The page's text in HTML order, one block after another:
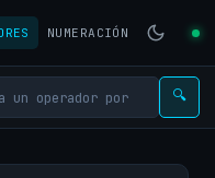
NUMERACIÓN
🔍